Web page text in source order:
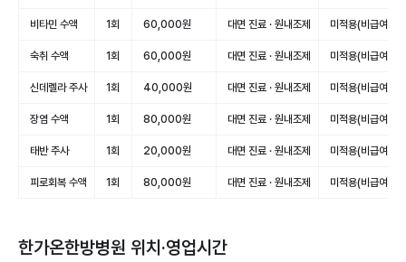
비타민 수액 1회 60,000원 대면 진료 · 원내조제 미적용(비급여)
숙취 수액 1회 60,000원 대면 진료 · 원내조제 미적용(비급여)
신데렐라 주사 1회 40,000원 대면 진료 · 원내조제 미적용(비급여)
장염 수액 1회 80,000원 대면 진료 · 원내조제 미적용(비급여)
태반 주사 1회 20,000원 대면 진료 · 원내조제 미적용(비급여)
피로회복 수액 1회 80,000원 대면 진료 · 원내조제 미적용(비급여)
한가온한방병원 위치·영업시간